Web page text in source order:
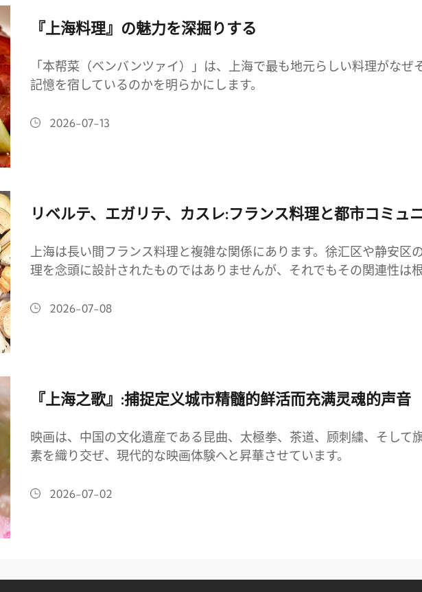
『上海料理』の魅力を深掘りする
「本帮菜（ベンバンツァイ）」は、上海で最も地元らしい料理がなぜ
記憶を宿しているのかを明らかにします。
2026-07-13
リベルテ、エガリテ、カスレ:フランス料理と都市コミュ
上海は長い間フランス料理と複雑な関係にあります。徐汇区や静安区
理を念頭に設計されたものではありませんが、それでもその関連性は根
2026-07-08
『上海之歌』:捕捉定义城市精髓的鲜活而充满灵魂的声音
映画は、中国の文化遺産である昆曲、太極拳、茶道、顾刺繍、そして
素を織り交ぜ、現代的な映画体験へと昇華させています。
2026-07-02